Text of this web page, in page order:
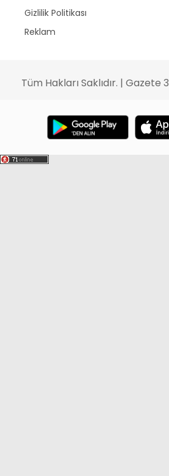
Gizlilik Politikası
Reklam
Tüm Hakları Saklıdır. | Gazete 3